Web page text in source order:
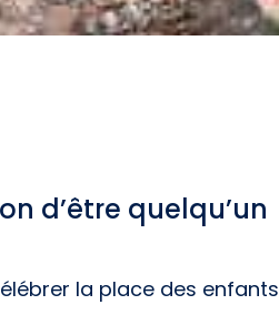
d’être quelqu’un
la place des enfants